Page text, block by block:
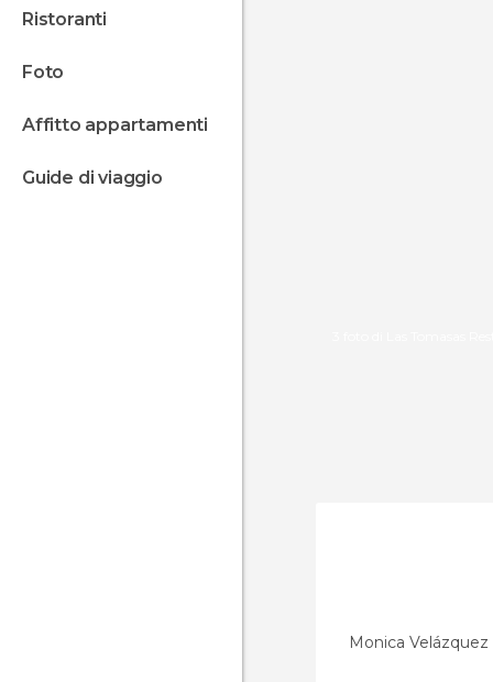
ristoranti
foto
affitto appartamenti
guide di viaggio
Monica Velázquez